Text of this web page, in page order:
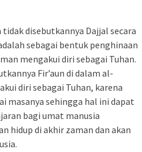
disebutkannya Dajjal secara
sebagai bentuk penghinaan
mengakui diri sebagai Tuhan.
Fir’aun di dalam al-
diri sebagai Tuhan, karena
masanya sehingga hal ini dapat
bagi umat manusia
hidup di akhir zaman dan akan